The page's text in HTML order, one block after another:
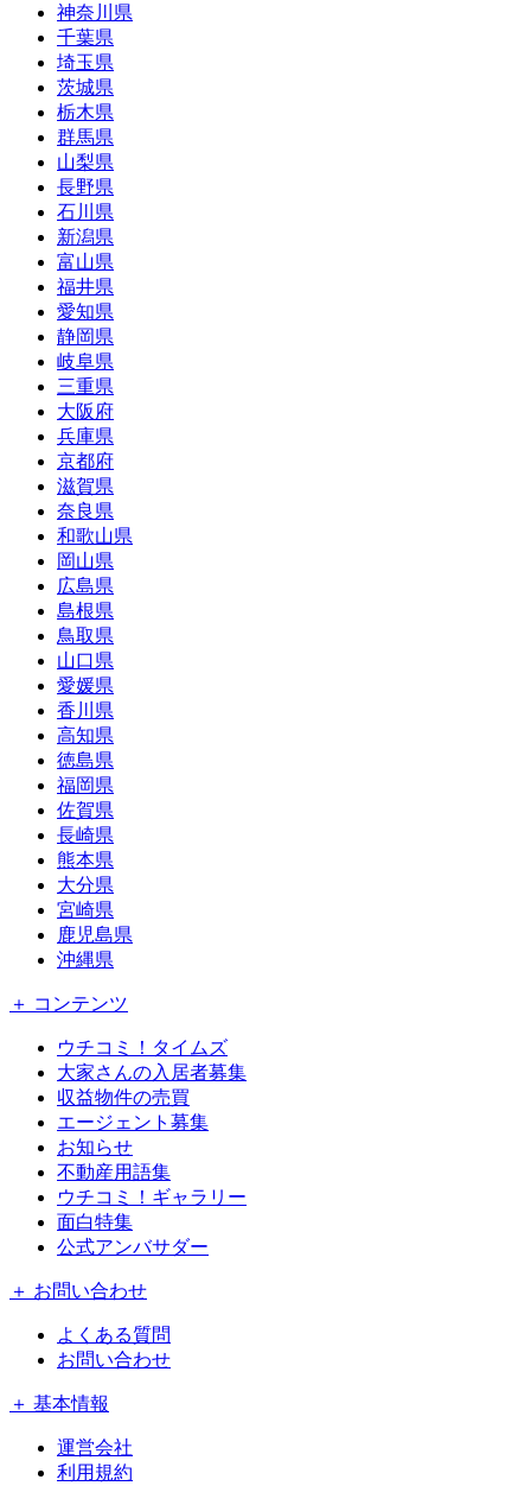
神奈川県
千葉県
埼玉県
茨城県
栃木県
群馬県
山梨県
長野県
石川県
新潟県
富山県
福井県
愛知県
静岡県
岐阜県
三重県
大阪府
兵庫県
京都府
滋賀県
奈良県
和歌山県
岡山県
広島県
島根県
鳥取県
山口県
愛媛県
香川県
高知県
徳島県
福岡県
佐賀県
長崎県
熊本県
大分県
宮崎県
鹿児島県
沖縄県
＋ コンテンツ
ウチコミ！タイムズ
大家さんの入居者募集
収益物件の売買
エージェント募集
お知らせ
不動産用語集
ウチコミ！ギャラリー
面白特集
公式アンバサダー
＋ お問い合わせ
よくある質問
お問い合わせ
＋ 基本情報
運営会社
利用規約